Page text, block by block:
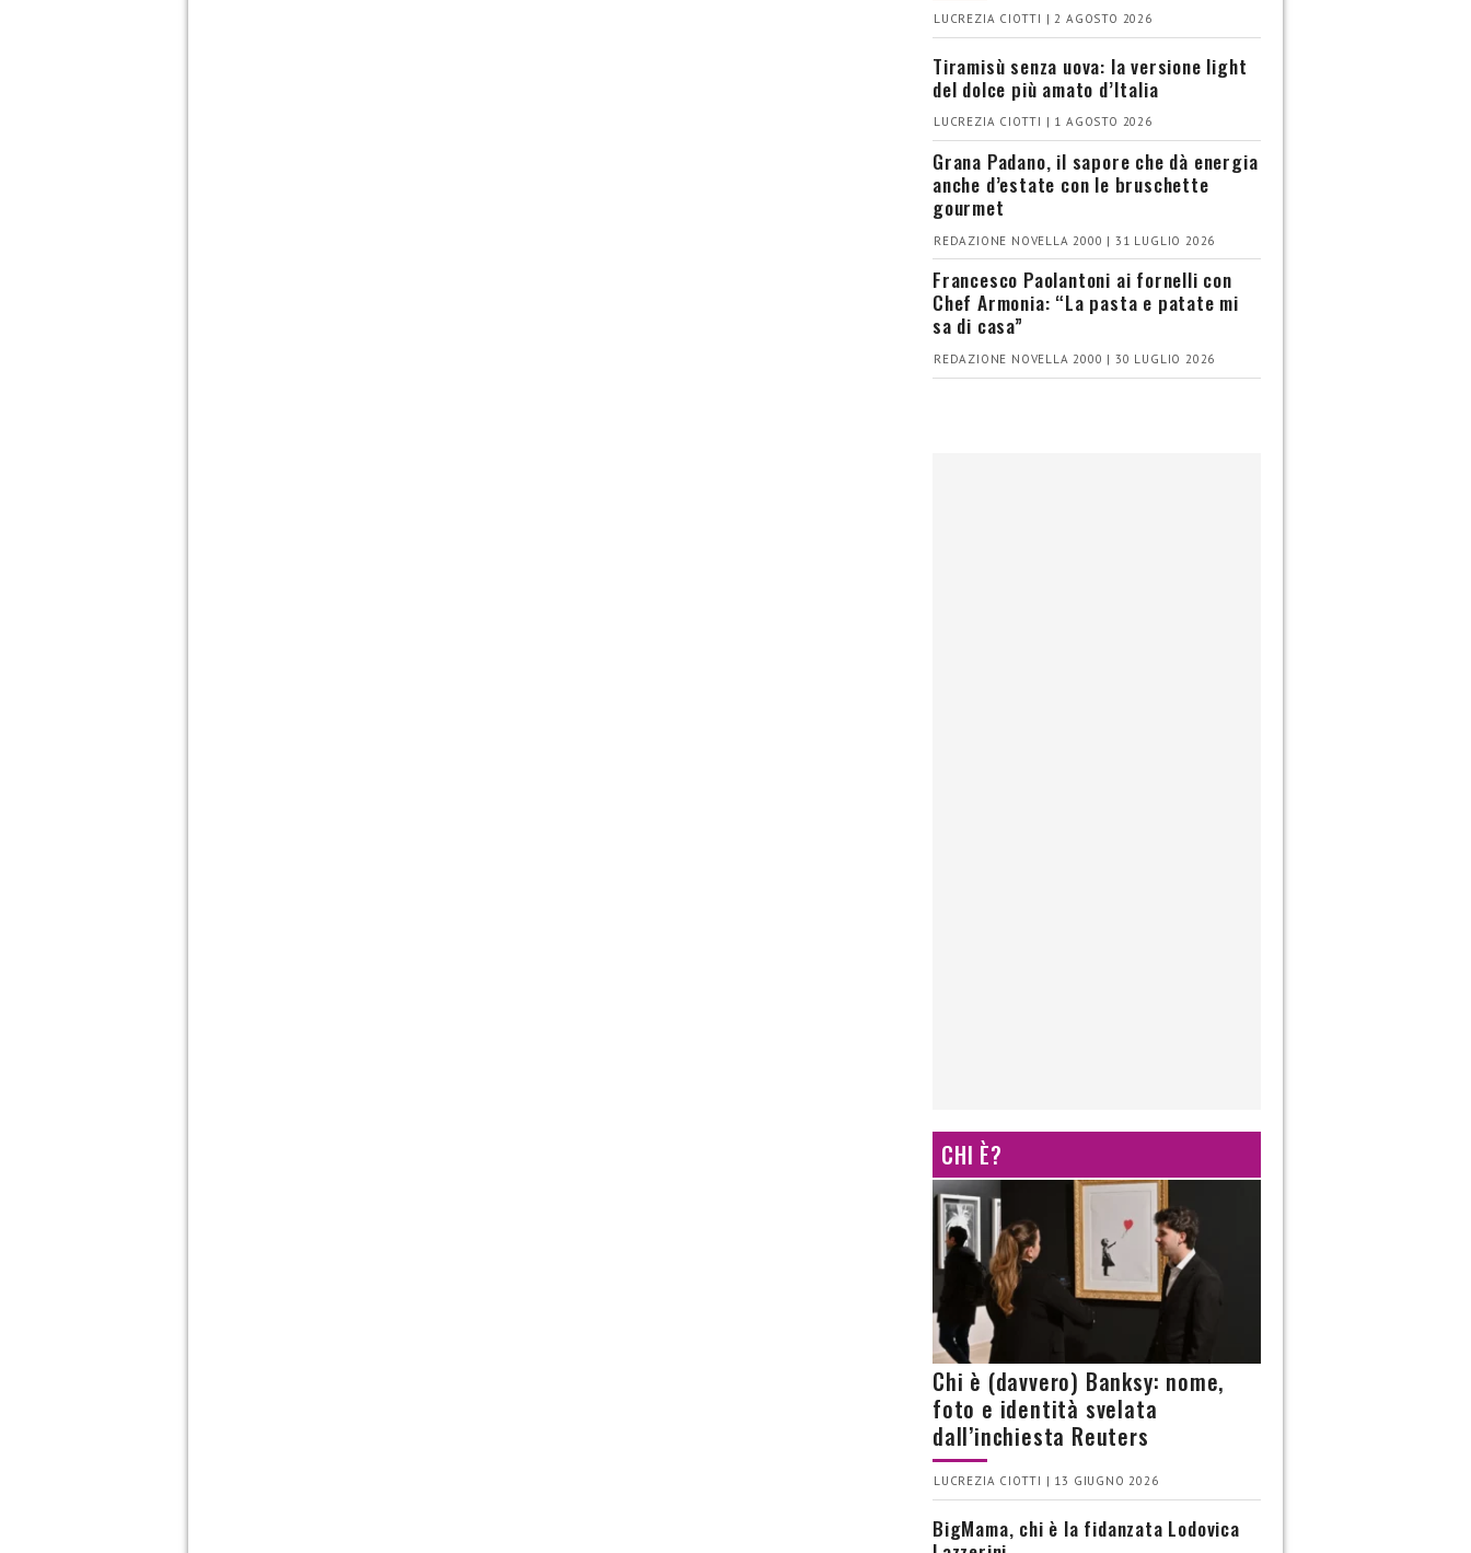
LUCREZIA CIOTTI | 2 AGOSTO 2026
Tiramisù senza uova: la versione light
del dolce più amato d’Italia
LUCREZIA CIOTTI | 1 AGOSTO 2026
Grana Padano, il sapore che dà energia
anche d’estate con le bruschette
gourmet
REDAZIONE NOVELLA 2000 | 31 LUGLIO 2026
Francesco Paolantoni ai fornelli con
Chef Armonia: “La pasta e patate mi
sa di casa”
REDAZIONE NOVELLA 2000 | 30 LUGLIO 2026
CHI È?
Chi è (davvero) Banksy: nome,
foto e identità svelata
dall’inchiesta Reuters
LUCREZIA CIOTTI | 13 GIUGNO 2026
BigMama, chi è la fidanzata Lodovica